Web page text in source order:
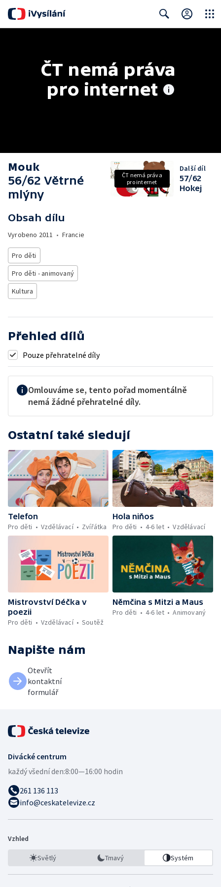
ČT nemá práva
pro internet
Mouk
56/62 Větrné
mlýny
Obsah dílu
Vyrobeno 2011 • Francie
Pro děti
Pro děti - animovaný
Kultura
ČT nemá práva
pro internet
Další díl
57/62
Hokej
Přehled dílů
Pouze přehratelné díly
Omlouváme se, tento pořad momentálně
nemá žádné přehratelné díly.
Ostatní také sledují
Telefon
Pro děti
Vzdělávací Zvířátka
Hola niňos
Pro děti
4-6 let Vzdělávací
Mistrovství Déčka v
poezii
Pro děti
Vzdělávací Soutěž
Němčina s Mitzi a Maus
Pro děti
4-6 let Animovaný
Napište nám
Otevřít
kontaktní
formulář
Divácké centrum
každý všední den:8:00—16:00 hodin
261 136 113
info@ceskatelevize.cz
Vzhled
Světlý Tmavý Systém